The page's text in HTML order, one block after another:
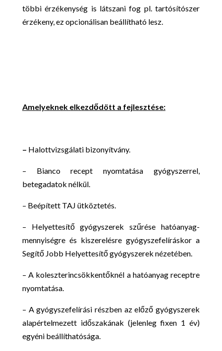
többi érzékenység is látszani fog pl. tartósítószer
érzékeny, ez opcionálisan beállítható lesz.
Amelyeknek elkezdődött a fejlesztése:
– Halottvizsgálati bizonyítvány.
– Bianco recept nyomtatása gyógyszerrel,
betegadatok nélkül.
– Beépített TAJ ütköztetés.
– Helyettesítő gyógyszerek szűrése hatóanyag-
mennyiségre és kiszerelésre gyógyszefelíráskor a
Segítő Jobb Helyettesítő gyógyszerek nézetében.
– A koleszterincsökkentőknél a hatóanyag receptre
nyomtatása.
– A gyógyszefelírási részben az előző gyógyszerek
alapértelmezett időszakának (jelenleg fixen 1 év)
egyéni beállíthatósága.